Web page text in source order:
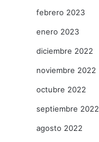
febrero 2023
enero 2023
diciembre 2022
noviembre 2022
octubre 2022
septiembre 2022
agosto 2022